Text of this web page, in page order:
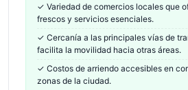
✓ Variedad de comercios locales que
frescos y servicios esenciales.
✓ Cercanía a las principales vías de
facilita la movilidad hacia otras áreas.
✓ Costos de arriendo accesibles en
zonas de la ciudad.